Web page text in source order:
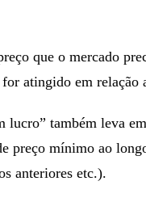
que o mercado
atingido em relação
lucro” também leva
preço mínimo ao
anteriores etc.).